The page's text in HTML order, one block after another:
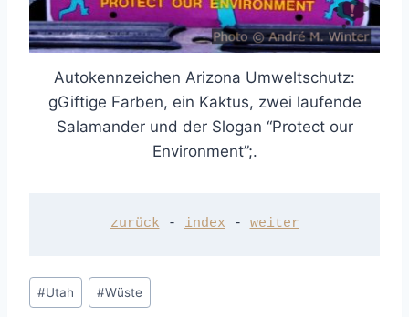
Autokennzeichen Arizona Umweltschutz:
gGiftige Farben, ein Kaktus, zwei laufende
Salamander und der Slogan “Protect our
Environment”;.
zurück - index - weiter
Post
Tags:
#Utah #Wüste